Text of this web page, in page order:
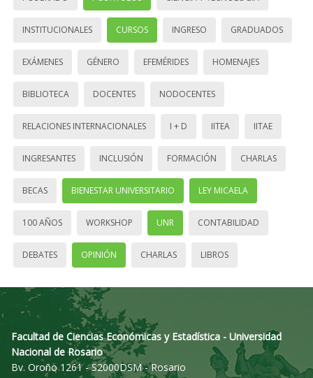
INSTITUCIONALES CURSOS INGRESO GRADUADOS
EXÁMENES GÉNERO EFEMÉRIDES HOMENAJES
BIBLIOTECA DOCENTES NODOCENTES
RELACIONES INTERNACIONALES I + D IITEA IITAE
INGRESANTES INCLUSIÓN FORMACIÓN CHARLAS
BECAS BIENESTAR UNIVERSITARIO LEY MICAELA
100 AÑOS WORKSHOP UNR CONTABILIDAD
DEBATES OPINIÓN CHARLAS LIBROS
Facultad de Ciencias Económicas y Estadística - Universidad
Nacional de Rosario
Bv. Oroño 1261 - S2000DSM - Rosario